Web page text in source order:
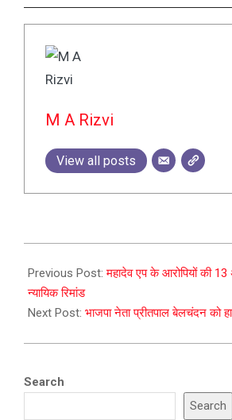
M A Rizvi
View all posts
09-
30
Previous Post:महादेव एप के आरोपियों की
न्यायिक रिमांड
Next Post: भाजपा नेता प्रीतपाल बेलचंदन को
Search
Search